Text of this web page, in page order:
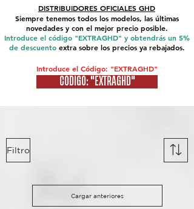
DISTRIBUIDORES OFICIALES GHD
Siempre tenemos todos los modelos, las últimas
novedades y con el mejor precio posible.
Introduce el código "EXTRAGHD" y obtendrás un 5%
de descuento extra sobre los precios ya rebajados.
Introduce el Código: "EXTRAGHD"
CÓDIGO: "EXTRAGHD"
Filtro
Cargar anteriores